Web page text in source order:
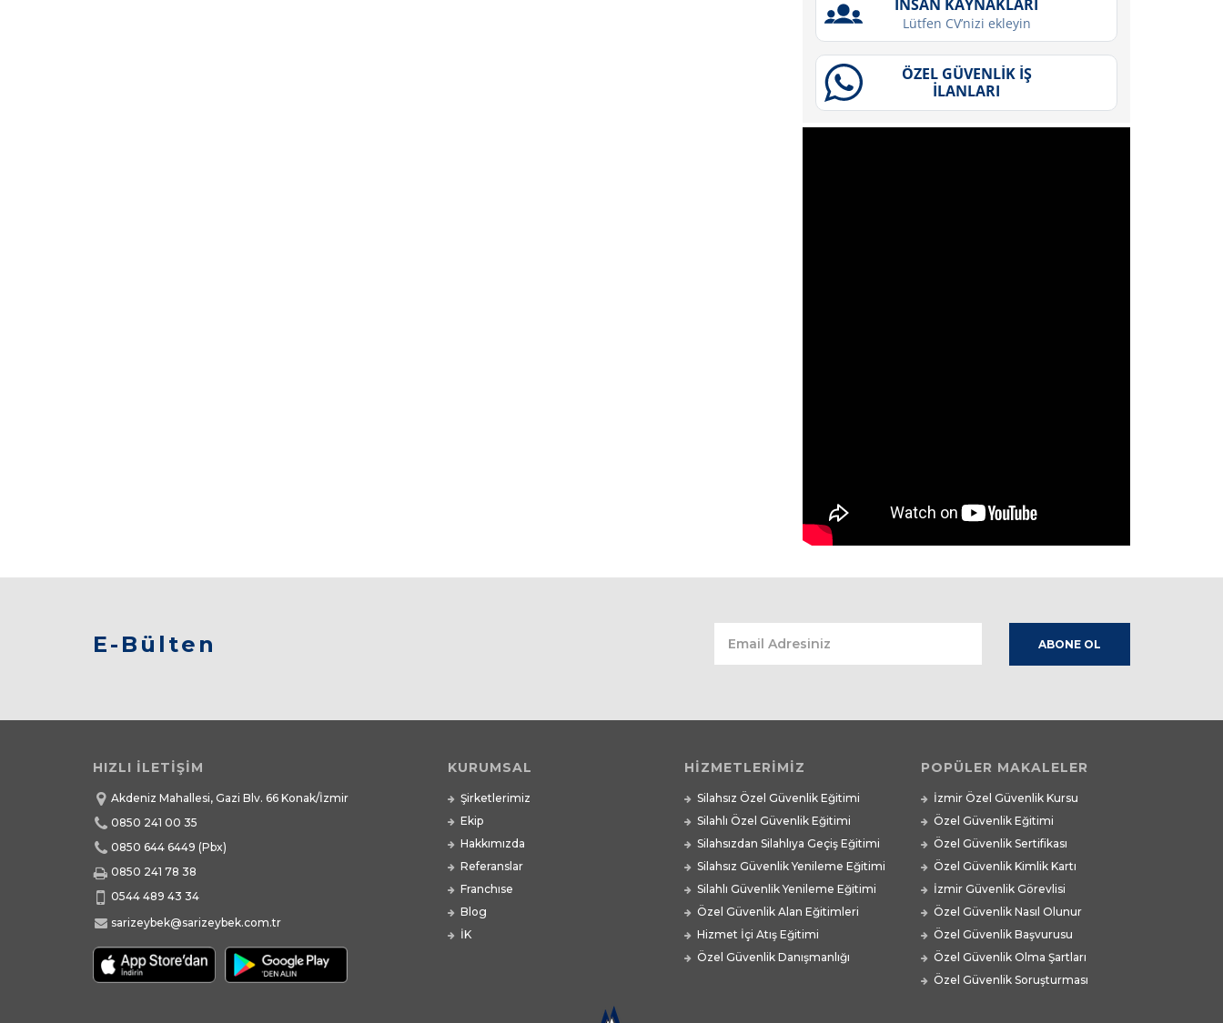
E-Bülten
HIZLI İLETİŞİM
Akdeniz Mahallesi, Gazi Blv. 66 Konak/İzmir
0850 241 00 35
0850 644 6449 (Pbx)
0850 241 78 38
0544 489 43 34
sarizeybek@sarizeybek.com.tr
KURUMSAL
Şirketlerimiz
Ekip
Hakkımızda
Referanslar
Franchıse
Blog
İK
HİZMETLERİMİZ
Silahsız Özel Güvenlik Eğitimi
Silahlı Özel Güvenlik Eğitimi
Silahsızdan Silahlıya Geçiş Eğitimi
Silahsız Güvenlik Yenileme Eğitimi
Silahlı Güvenlik Yenileme Eğitimi
Özel Güvenlik Alan Eğitimleri
Hizmet İçi Atış Eğitimi
Özel Güvenlik Danışmanlığı
POPÜLER MAKALELER
İzmir Özel Güvenlik Kursu
Özel Güvenlik Eğitimi
Özel Güvenlik Sertifikası
Özel Güvenlik Kimlik Kartı
İzmir Güvenlik Görevlisi
Özel Güvenlik Nasıl Olunur
Özel Güvenlik Başvurusu
Özel Güvenlik Olma Şartları
Özel Güvenlik Soruşturması